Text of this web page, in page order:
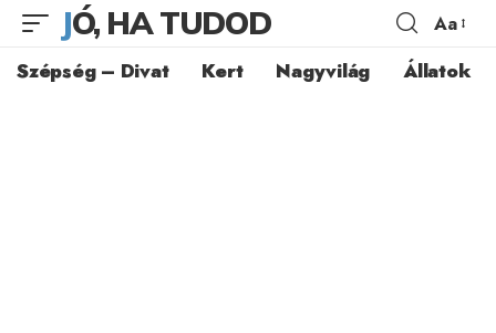
JÓ, HA TUDOD Aa
Szépség – Divat Kert Nagyvilág Állatok